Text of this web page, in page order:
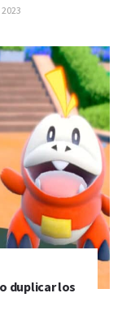
2023
duplicar los